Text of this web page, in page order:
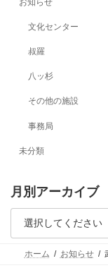
お知らせ
文化センター
叔羅
八ッ杉
その他の施設
事務局
未分類
月別アーカイブ
ホーム お知らせ